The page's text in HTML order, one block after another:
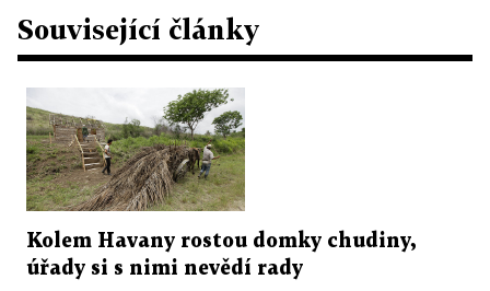
Související články
Kolem Havany rostou domky chudiny,
úřady si s nimi nevědí rady